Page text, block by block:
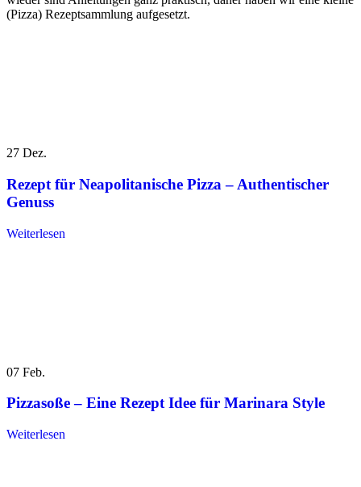
(Pizza) Rezeptsammlung aufgesetzt.
27 Dez.
Rezept für Neapolitanische Pizza – Authentischer
Genuss
Weiterlesen
07 Feb.
Pizzasoße – Eine Rezept Idee für Marinara Style
Weiterlesen